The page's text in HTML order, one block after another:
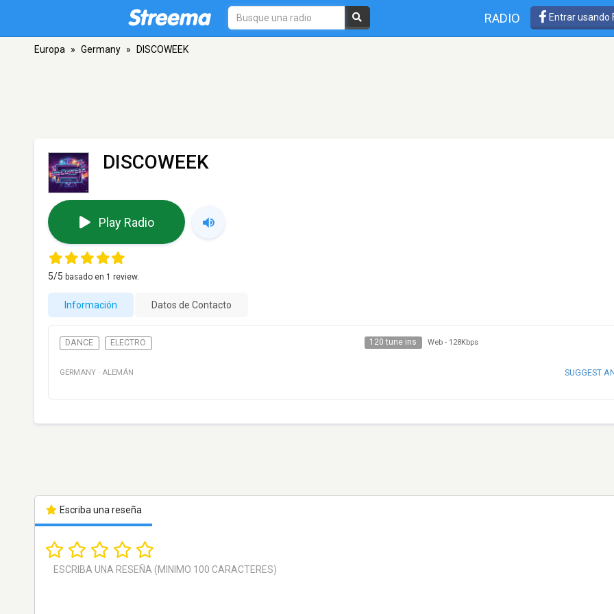
RADIO Entrar usando
Europa » Germany » DISCOWEEK
DISCOWEEK
Play Radio
5/5 basado en 1 review.
Información Datos de Contacto
DANCE ELECTRO 120 tune ins Web - 128Kbps
GERMANY · ALEMÁN SUGGEST
Escriba una reseña